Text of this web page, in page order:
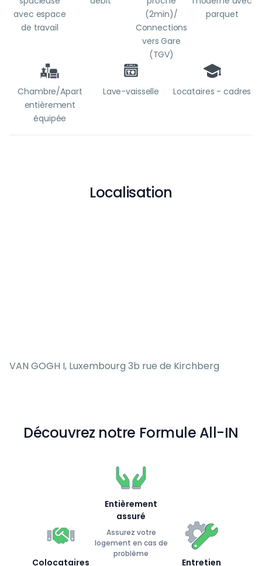
avec espace
de travail
(2min)/
Connections
vers Gare
(TGV)
parquet
Chambre/Apart
entièrement
équipée
Lave-vaisselle Locataires - cadres
Localisation
VAN GOGH I, Luxembourg 3b rue de Kirchberg
Découvrez notre Formule All-IN
Entièrement
assuré
Assurez votre
logement en cas de
problème
Colocataires Entretien